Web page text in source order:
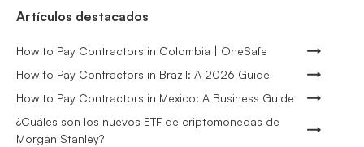
Artículos destacados
How to Pay Contractors in Colombia | OneSafe
How to Pay Contractors in Brazil: A 2026 Guide
How to Pay Contractors in Mexico: A Business Guide
¿Cuáles son los nuevos ETF de criptomonedas de
Morgan Stanley?